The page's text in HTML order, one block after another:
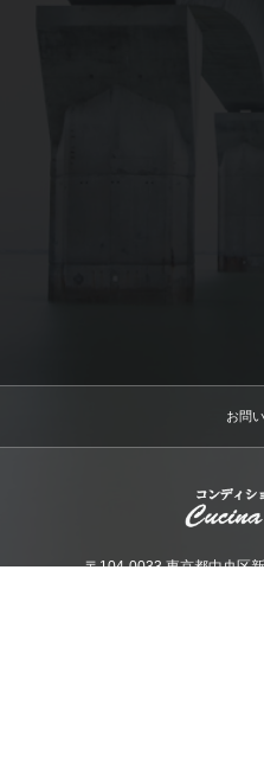
お問
〒104-0033 東京都中央区